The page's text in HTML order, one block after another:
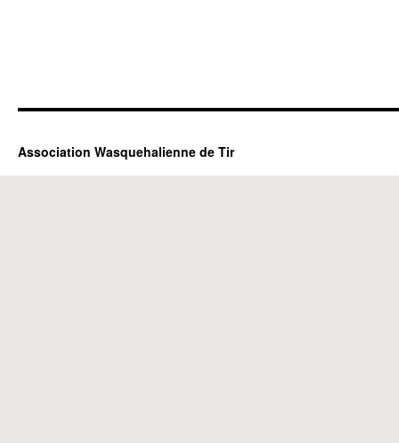
Association Wasquehalienne de Tir